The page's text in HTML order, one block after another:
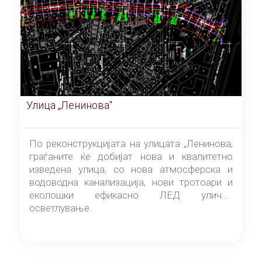
Улица „Ленинова“
По реконструкцијата на улицата „Ленинова,
граѓаните ќе добијат нова и квалитетно
изведена улица, со нова атмосферска и
водоводна канализација, нови тротоари и
еколошки ефикасно ЛЕД улично
осветлување.